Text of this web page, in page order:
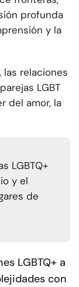
profunda
y la
relaciones
LGBT
del amor, la
LGBTQ+
y el
de
LGBTQ+ a
con